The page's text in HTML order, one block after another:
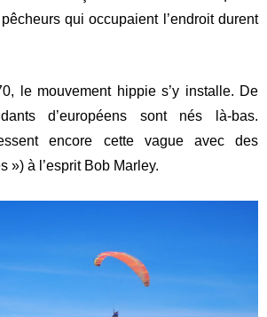
qui occupaient l’endroit durent
le mouvement hippie s’y installe. De
d’européens sont nés là-bas.
encore cette vague avec des
») à l’esprit Bob Marley.